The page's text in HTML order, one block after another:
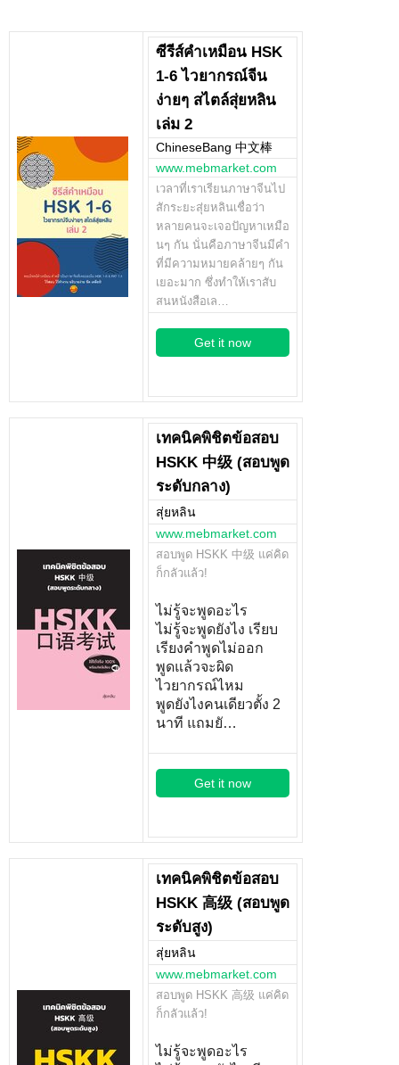
ซีรีส์คำเหมือน HSK
1-6 ไวยากรณ์จีน
ง่ายๆ สไตล์สุ่ยหลิน
เล่ม 2
ChineseBang 中文棒
www.mebmarket.com
เวลาที่เราเรียนภาษาจีนไป
สักระยะสุ่ยหลินเชื่อว่า
หลายคนจะเจอปัญหาเหมือ
นๆ กัน นั่นคือภาษาจีนมีคำ
ที่มีความหมายคล้ายๆ กัน
เยอะมาก ซึ่งทำให้เราสับ
สนหนังสือเล…
Get it now
เทคนิคพิชิตข้อสอบ
HSKK 中级 (สอบพูด
ระดับกลาง)
สุ่ยหลิน
www.mebmarket.com
สอบพูด HSKK 中级 แค่คิด
ก็กลัวแล้ว!
ไม่รู้จะพูดอะไร
ไม่รู้จะพูดยังไง เรียบ
เรียงคำพูดไม่ออก
พูดแล้วจะผิด
ไวยากรณ์ไหม
พูดยังไงคนเดียวตั้ง 2
นาที แถมยั…
Get it now
เทคนิคพิชิตข้อสอบ
HSKK 高级 (สอบพูด
ระดับสูง)
สุ่ยหลิน
www.mebmarket.com
สอบพูด HSKK 高级 แค่คิด
ก็กลัวแล้ว!
ไม่รู้จะพูดอะไร